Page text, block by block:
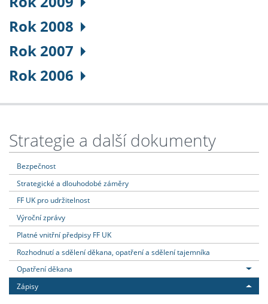
Rok 2008
Rok 2007
Rok 2006
Strategie a další dokumenty
Bezpečnost
Strategické a dlouhodobé záměry
FF UK pro udržitelnost
Výroční zprávy
Platné vnitřní předpisy FF UK
Rozhodnutí a sdělení děkana, opatření a sdělení tajemníka
Opatření děkana
Zápisy